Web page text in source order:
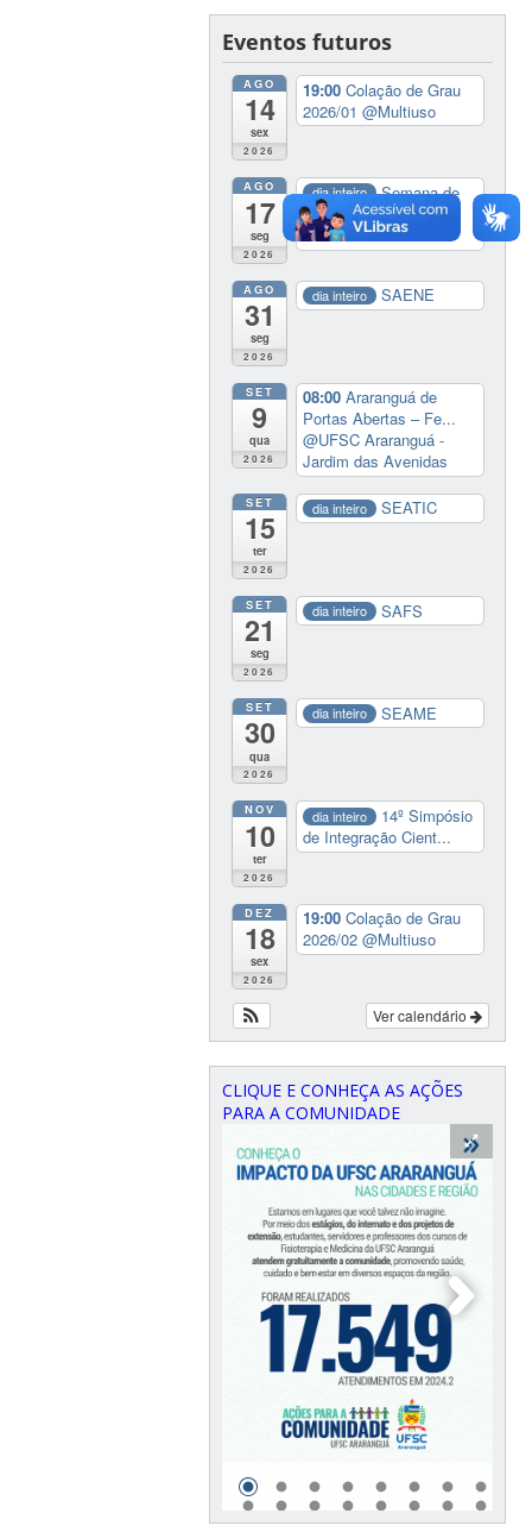
Eventos futuros
AGO
14
sex
2026
19:00Colação de Grau
2026/01@Multiuso
AGO
17
seg
2026
dia inteiro
Semana de
Capacitação e
Enfrenta...
AGO
31
seg
2026
dia inteiro SAENE
SET
9
qua
2026
08:00Araranguá de
Portas Abertas – Fe...
@UFSC Araranguá -
Jardim das Avenidas
SET
15
ter
2026
dia inteiro SEATIC
SET
21
seg
2026
dia inteiro SAFS
SET
30
qua
2026
dia inteiro SEAME
NOV
10
ter
2026
dia inteiro
14º Simpósio
de Integração Cient...
DEZ
18
sex
2026
19:00Colação de Grau
2026/02@Multiuso
Ver calendário
CLIQUE E CONHEÇA AS AÇÕES
PARA A COMUNIDADE